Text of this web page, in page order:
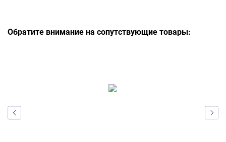
Обратите внимание на сопутствующие товары: